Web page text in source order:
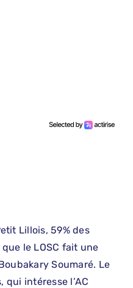
Lillois, 59% des
le LOSC fait une
Soumaré. Le
qui intéresse l’AC